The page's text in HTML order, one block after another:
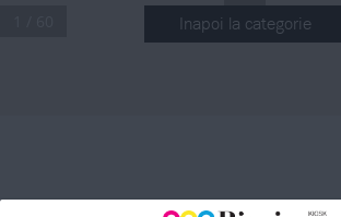
Inapoi la categorie